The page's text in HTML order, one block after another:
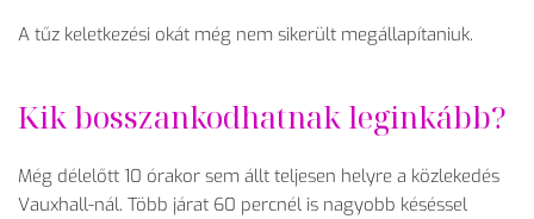
A tűz keletkezési okát még nem sikerült megállapítaniuk.
Kik bosszankodhatnak leginkább?
Még délelőtt 10 órakor sem állt teljesen helyre a közlekedés
Vauxhall-nál. Több járat 60 percnél is nagyobb késéssel